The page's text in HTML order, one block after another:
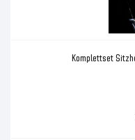
Komplettset